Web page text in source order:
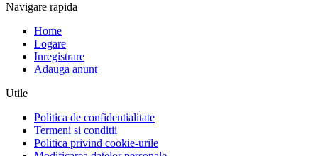
Navigare rapida
Home
Logare
Inregistrare
Adauga anunt
Utile
Politica de confidentialitate
Termeni si conditii
Politica privind cookie-urile